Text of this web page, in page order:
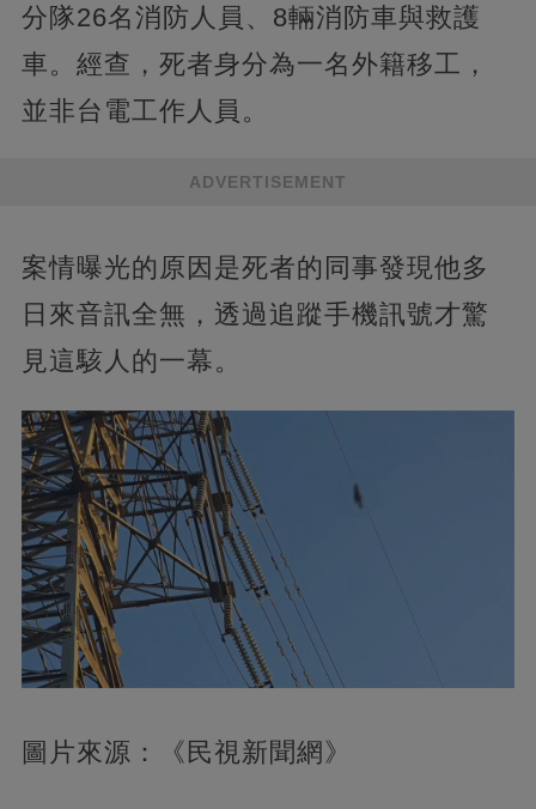
分隊26名消防人員、8輛消防車與救護
車。經查，死者身分為一名外籍移工，
並非台電工作人員。
ADVERTISEMENT
案情曝光的原因是死者的同事發現他多
日來音訊全無，透過追蹤手機訊號才驚
見這駭人的一幕。
圖片來源：《民視新聞網》